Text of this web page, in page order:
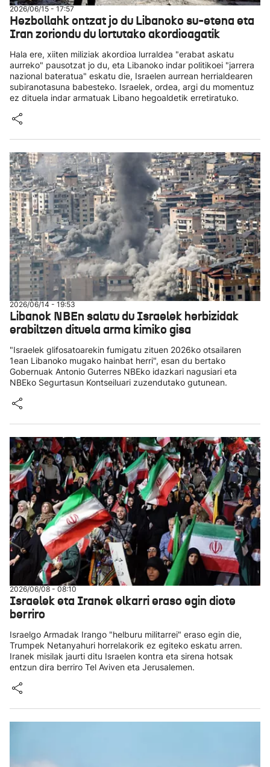
2026/06/15 - 17:57
Hezbollahk ontzat jo du Libanoko su-etena eta
Iran zoriondu du lortutako akordioagatik
Hala ere, xiiten miliziak akordioa lurraldea "erabat askatu
aurreko" pausotzat jo du, eta Libanoko indar politikoei "jarrera
nazional bateratua" eskatu die, Israelen aurrean herrialdearen
subiranotasuna babesteko. Israelek, ordea, argi du momentuz
ez dituela indar armatuak Libano hegoaldetik erretiratuko.
2026/06/14 - 19:53
Libanok NBEn salatu du Israelek herbizidak
erabiltzen dituela arma kimiko gisa
"Israelek glifosatoarekin fumigatu zituen 2026ko otsailaren
1ean Libanoko mugako hainbat herri", esan du bertako
Gobernuak Antonio Guterres NBEko idazkari nagusiari eta
NBEko Segurtasun Kontseiluari zuzendutako gutunean.
2026/06/08 - 08:10
Israelek eta Iranek elkarri eraso egin diote
berriro
Israelgo Armadak Irango "helburu militarrei" eraso egin die,
Trumpek Netanyahuri horrelakorik ez egiteko eskatu arren.
Iranek misilak jaurti ditu Israelen kontra eta sirena hotsak
entzun dira berriro Tel Aviven eta Jerusalemen.